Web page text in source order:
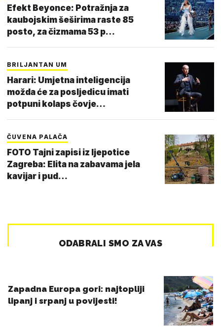
Efekt Beyonce: Potražnja za
kaubojskim šeširima raste 85
posto, za čizmama 53 p…
BRILJANTAN UM
Harari: Umjetna inteligencija
možda će za posljedicu imati
potpuni kolaps čovje…
ČUVENA PALAČA
FOTO Tajni zapisi iz ljepotice
Zagreba: Elita na zabavama jela
kavijar i pud…